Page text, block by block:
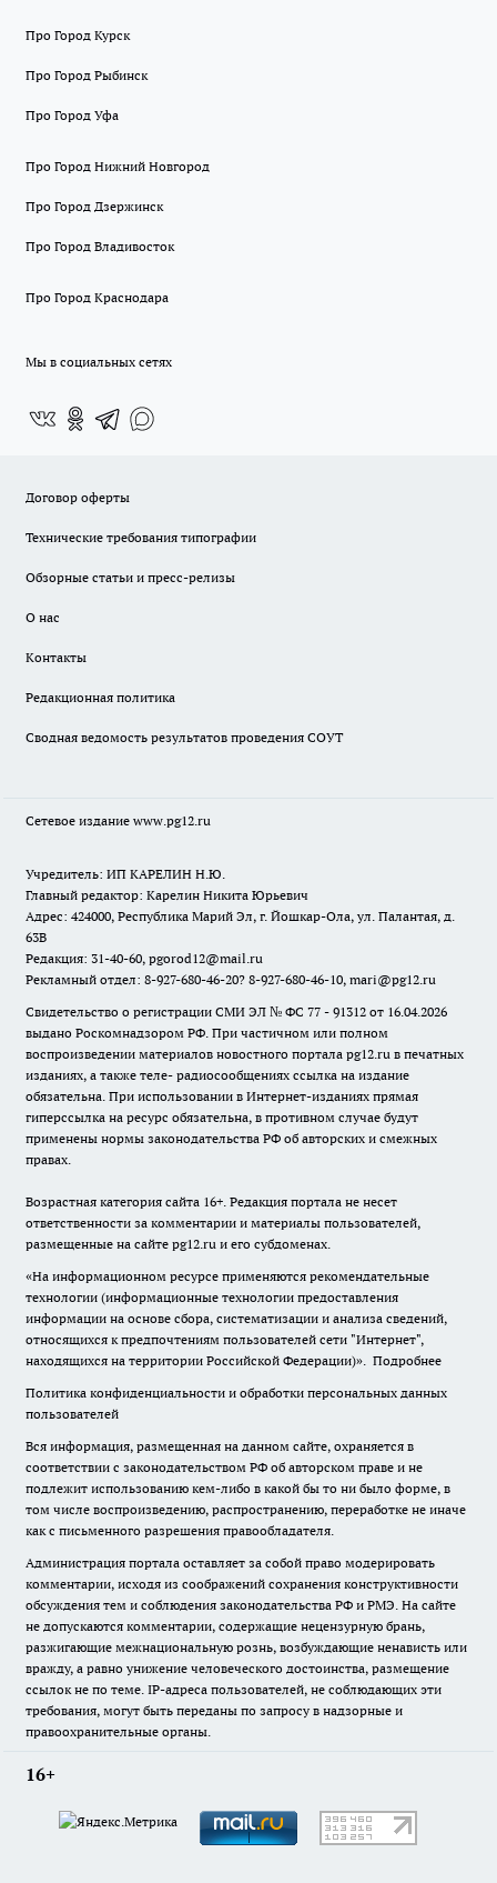
Про Город Курск
Про Город Рыбинск
Про Город Уфа
Про Город Нижний Новгород
Про Город Дзержинск
Про Город Владивосток
Про Город Краснодара
Мы в социальных сетях
Договор оферты
Технические требования типографии
Обзорные статьи и пресс-релизы
О нас
Контакты
Редакционная политика
Сводная ведомость результатов проведения СОУТ
Сетевое издание www.pg12.ru
Учредитель: ИП КАРЕЛИН Н.Ю.
Главный редактор: Карелин Никита Юрьевич
Адрес: 424000, Республика Марий Эл, г. Йошкар-Ола, ул. Палантая, д.
63В
Редакция: 31-40-60, pgorod12@mail.ru
Рекламный отдел: 8-927-680-46-20? 8-927-680-46-10, mari@pg12.ru
Свидетельство о регистрации СМИ ЭЛ № ФС 77 - 91312 от 16.04.2026
выдано Роскомнадзором РФ. При частичном или полном
воспроизведении материалов новостного портала pg12.ru в печатных
изданиях, а также теле- радиосообщениях ссылка на издание
обязательна. При использовании в Интернет-изданиях прямая
гиперссылка на ресурс обязательна, в противном случае будут
применены нормы законодательства РФ об авторских и смежных
правах.
Возрастная категория сайта 16+. Редакция портала не несет
ответственности за комментарии и материалы пользователей,
размещенные на сайте pg12.ru и его субдоменах.
«На информационном ресурсе применяются рекомендательные
технологии (информационные технологии предоставления
информации на основе сбора, систематизации и анализа сведений,
относящихся к предпочтениям пользователей сети "Интернет",
находящихся на территории Российской Федерации)». Подробнее
Политика конфиденциальности и обработки персональных данных
пользователей
Вся информация, размещенная на данном сайте, охраняется в
соответствии с законодательством РФ об авторском праве и не
подлежит использованию кем-либо в какой бы то ни было форме, в
том числе воспроизведению, распространению, переработке не иначе
как с письменного разрешения правообладателя.
Администрация портала оставляет за собой право модерировать
комментарии, исходя из соображений сохранения конструктивности
обсуждения тем и соблюдения законодательства РФ и РМЭ. На сайте
не допускаются комментарии, содержащие нецензурную брань,
разжигающие межнациональную рознь, возбуждающие ненависть или
вражду, а равно унижение человеческого достоинства, размещение
ссылок не по теме. IP-адреса пользователей, не соблюдающих эти
требования, могут быть переданы по запросу в надзорные и
правоохранительные органы.
16+